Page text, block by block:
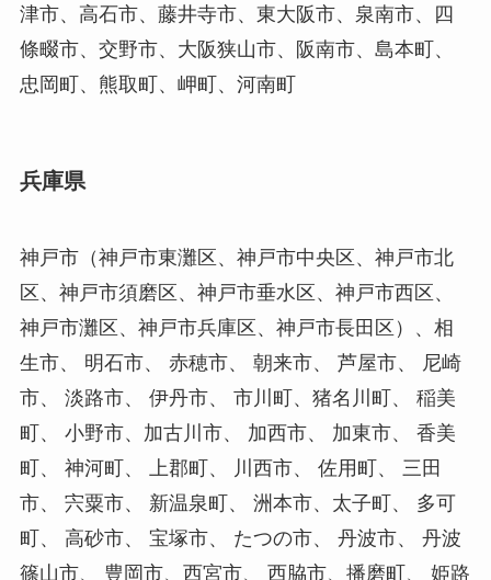
津市、高石市、藤井寺市、東大阪市、泉南市、四
條畷市、交野市、大阪狭山市、阪南市、島本町、
忠岡町、熊取町、岬町、河南町
兵庫県
神戸市（神戸市東灘区、神戸市中央区、神戸市北
区、神戸市須磨区、神戸市垂水区、神戸市西区、
神戸市灘区、神戸市兵庫区、神戸市長田区）、相
生市、 明石市、 赤穂市、 朝来市、 芦屋市、 尼崎
市、 淡路市、 伊丹市、 市川町、猪名川町、 稲美
町、 小野市、加古川市、 加西市、 加東市、 香美
町、 神河町、 上郡町、 川西市、 佐用町、 三田
市、 宍粟市、 新温泉町、 洲本市、太子町、 多可
町、 高砂市、 宝塚市、 たつの市、 丹波市、 丹波
篠山市、 豊岡市、西宮市、 西脇市、播磨町、 姫路